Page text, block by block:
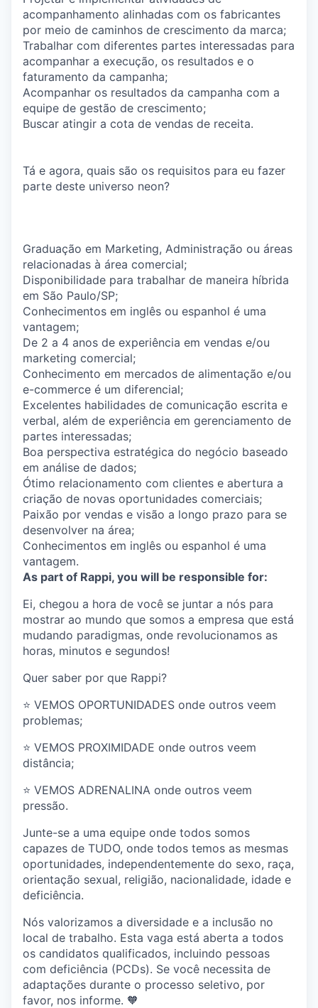
acompanhamento alinhadas com os fabricantes
por meio de caminhos de crescimento da marca;
Trabalhar com diferentes partes interessadas para
acompanhar a execução, os resultados e o
faturamento da campanha;
Acompanhar os resultados da campanha com a
equipe de gestão de crescimento;
Buscar atingir a cota de vendas de receita.
Tá e agora, quais são os requisitos para eu fazer
parte deste universo neon?
Graduação em Marketing, Administração ou áreas
relacionadas à área comercial;
Disponibilidade para trabalhar de maneira híbrida
em São Paulo/SP;
Conhecimentos em inglês ou espanhol é uma
vantagem;
De 2 a 4 anos de experiência em vendas e/ou
marketing comercial;
Conhecimento em mercados de alimentação e/ou
e-commerce é um diferencial;
Excelentes habilidades de comunicação escrita e
verbal, além de experiência em gerenciamento de
partes interessadas;
Boa perspectiva estratégica do negócio baseado
em análise de dados;
Ótimo relacionamento com clientes e abertura a
criação de novas oportunidades comerciais;
Paixão por vendas e visão a longo prazo para se
desenvolver na área;
Conhecimentos em inglês ou espanhol é uma
vantagem.
As part of Rappi, you will be responsible for:
Ei, chegou a hora de você se juntar a nós para
mostrar ao mundo que somos a empresa que está
mudando paradigmas, onde revolucionamos as
horas, minutos e segundos!
Quer saber por que Rappi?
⭐️ VEMOS OPORTUNIDADES onde outros veem
problemas;
⭐️ VEMOS PROXIMIDADE onde outros veem
distância;
⭐️ VEMOS ADRENALINA onde outros veem
pressão.
Junte-se a uma equipe onde todos somos
capazes de TUDO, onde todos temos as mesmas
oportunidades, independentemente do sexo, raça,
orientação sexual, religião, nacionalidade, idade e
deficiência.
Nós valorizamos a diversidade e a inclusão no
local de trabalho. Esta vaga está aberta a todos
os candidatos qualificados, incluindo pessoas
com deficiência (PCDs). Se você necessita de
adaptações durante o processo seletivo, por
favor, nos informe. 🧡